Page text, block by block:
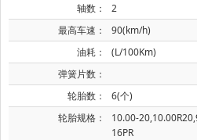
轴数：
2
最高车速：
90(km/h)
油耗：
(L/100Km)
弹簧片数：
轮胎数：
6(个)
轮胎规格：
10.00-
16PR